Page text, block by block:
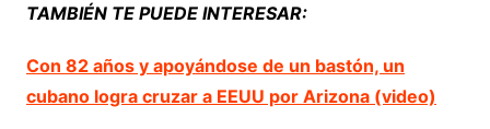
TAMBIÉN TE PUEDE INTERESAR:
Con 82 años y apoyándose de un bastón, un
cubano logra cruzar a EEUU por Arizona (video)